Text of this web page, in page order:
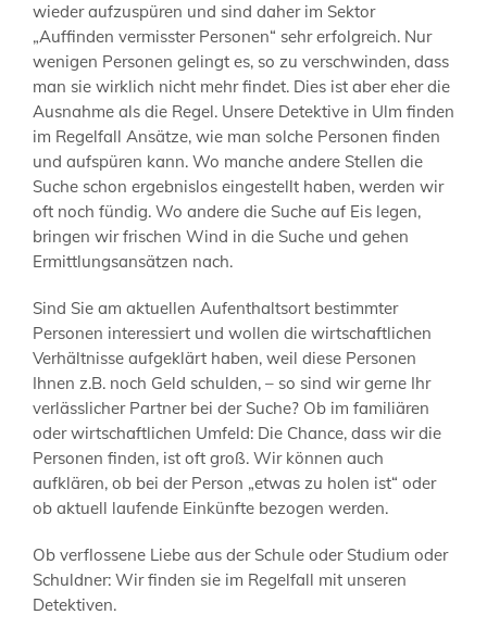
wieder aufzuspüren und sind daher im Sektor
„Auffinden vermisster Personen“ sehr erfolgreich. Nur
wenigen Personen gelingt es, so zu verschwinden, dass
man sie wirklich nicht mehr findet. Dies ist aber eher die
Ausnahme als die Regel. Unsere Detektive in Ulm finden
im Regelfall Ansätze, wie man solche Personen finden
und aufspüren kann. Wo manche andere Stellen die
Suche schon ergebnislos eingestellt haben, werden wir
oft noch fündig. Wo andere die Suche auf Eis legen,
bringen wir frischen Wind in die Suche und gehen
Ermittlungsansätzen nach.
Sind Sie am aktuellen Aufenthaltsort bestimmter
Personen interessiert und wollen die wirtschaftlichen
Verhältnisse aufgeklärt haben, weil diese Personen
Ihnen z.B. noch Geld schulden, – so sind wir gerne Ihr
verlässlicher Partner bei der Suche? Ob im familiären
oder wirtschaftlichen Umfeld: Die Chance, dass wir die
Personen finden, ist oft groß. Wir können auch
aufklären, ob bei der Person „etwas zu holen ist“ oder
ob aktuell laufende Einkünfte bezogen werden.
Ob verflossene Liebe aus der Schule oder Studium oder
Schuldner: Wir finden sie im Regelfall mit unseren
Detektiven.